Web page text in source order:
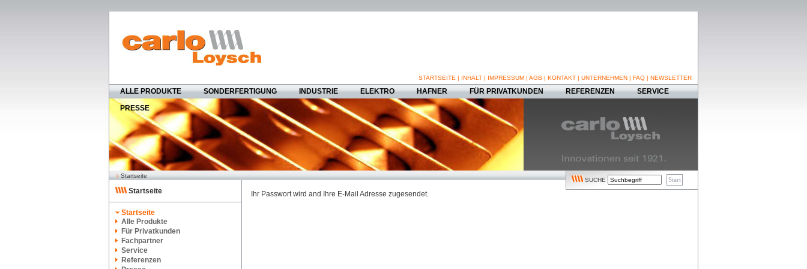
STARTSEITE | INHALT | IMPRESSUM | AGB | KONTAKT | UNTERNEHMEN | FAQ | NEWSLETTER
ALLE PRODUKTE SONDERFERTIGUNG INDUSTRIE ELEKTRO HAFNER FÜR PRIVATKUNDEN REFERENZEN
SERVICE
PRESSE
Startseite
Startseite
Startseite
Alle Produkte
Für Privatkunden
Fachpartner
Service
Referenzen
Ihr Passwort wird and Ihre E-Mail Adresse zugesendet.
SUCHE